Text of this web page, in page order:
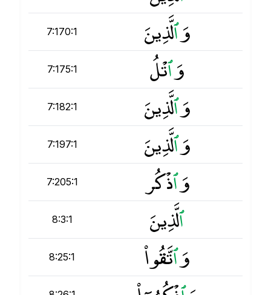
7:170:1 وَٱلَّذِينَ
7:175:1 وَٱتْلُ
7:182:1 وَٱلَّذِينَ
7:197:1 وَٱلَّذِينَ
7:205:1 وَٱذْكُر
8:3:1 ٱلَّذِينَ
8:25:1 وَٱتَّقُوا۟